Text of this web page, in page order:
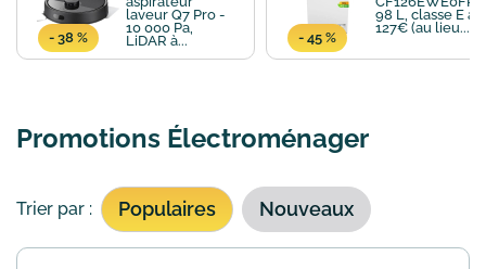
laveur Q7 Pro -
10 000 Pa,
LiDAR à...
- 38 %
98 L, classe E à
127€ (au lieu...
- 45 %
Promotions Électroménager
Trier par : Populaires Nouveaux